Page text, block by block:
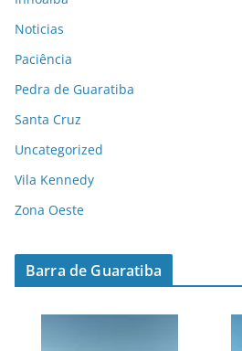
Noticias
Paciência
Pedra de Guaratiba
Santa Cruz
Uncategorized
Vila Kennedy
Zona Oeste
Barra de Guaratiba